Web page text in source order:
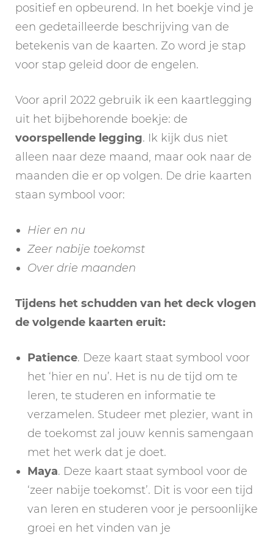
positief en opbeurend. In het boekje vind je
een gedetailleerde beschrijving van de
betekenis van de kaarten. Zo word je stap
voor stap geleid door de engelen.
Voor april 2022 gebruik ik een kaartlegging
uit het bijbehorende boekje: de
voorspellende legging. Ik kijk dus niet
alleen naar deze maand, maar ook naar de
maanden die er op volgen. De drie kaarten
staan symbool voor:
Hier en nu
Zeer nabije toekomst
Over drie maanden
Tijdens het schudden van het deck vlogen
de volgende kaarten eruit:
Patience. Deze kaart staat symbool voor
het ‘hier en nu’. Het is nu de tijd om te
leren, te studeren en informatie te
verzamelen. Studeer met plezier, want in
de toekomst zal jouw kennis samengaan
met het werk dat je doet.
Maya. Deze kaart staat symbool voor de
‘zeer nabije toekomst’. Dit is voor een tijd
van leren en studeren voor je persoonlijke
groei en het vinden van je